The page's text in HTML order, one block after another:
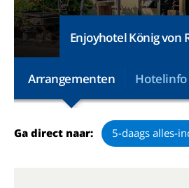
Enjoyhotel König von
Arrangementen Hotelinfo
Ga direct naar: 5-daags alles-